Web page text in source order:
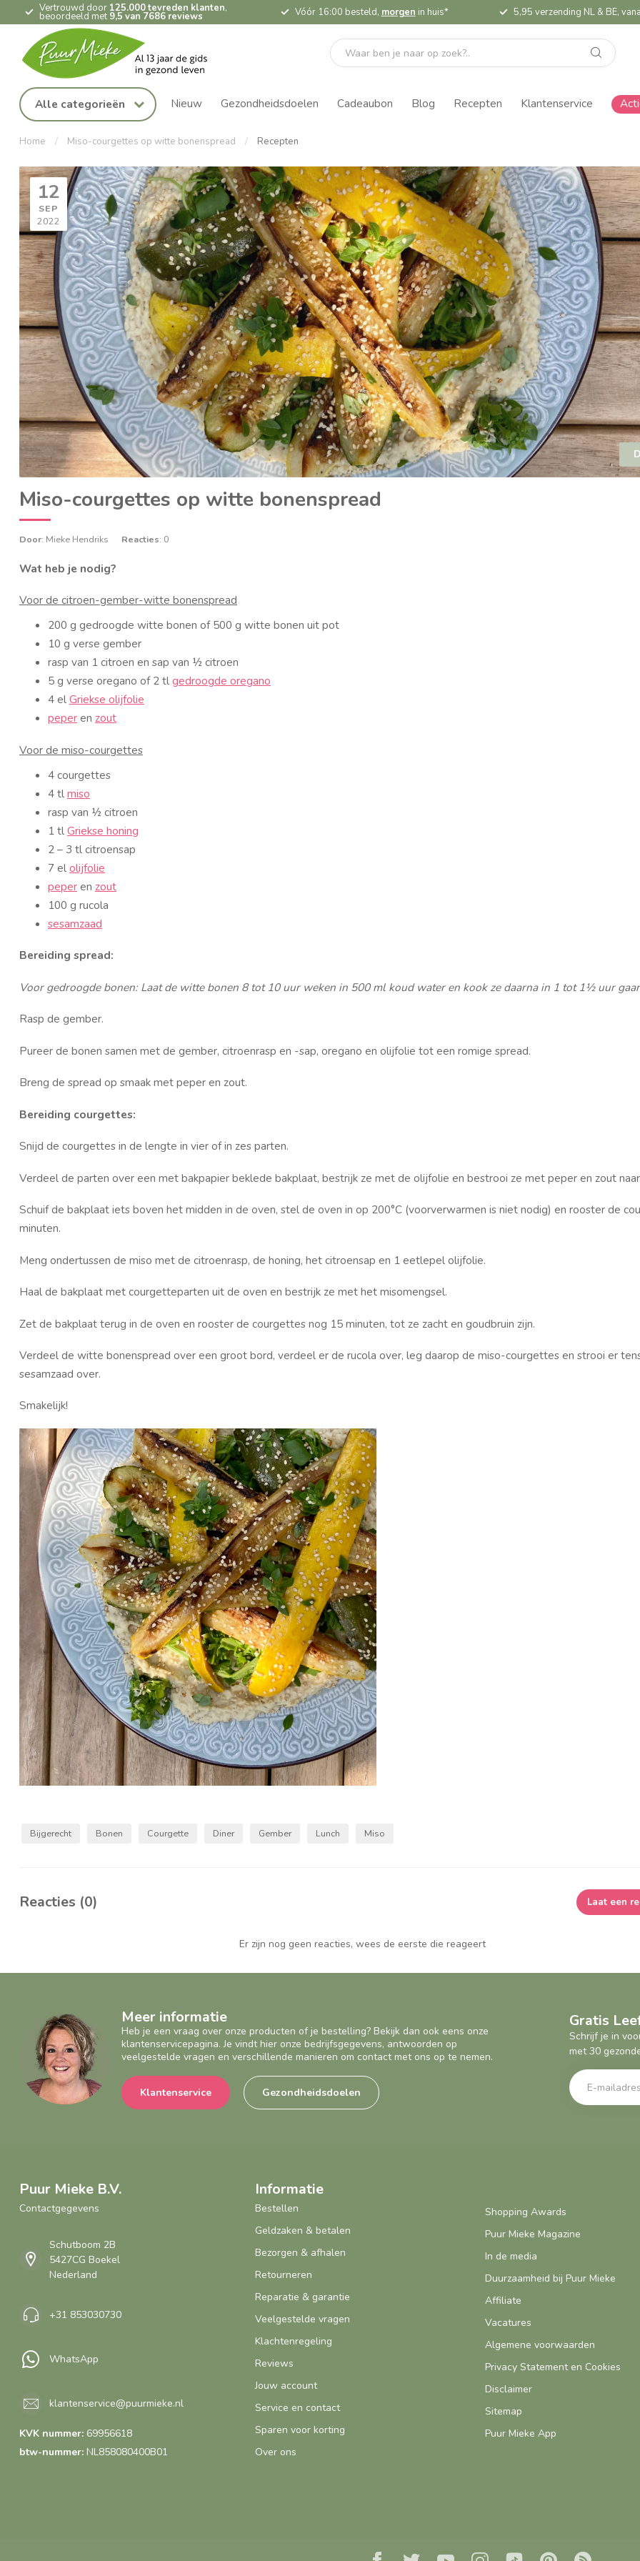
Vertrouwd door 125.000 tevreden klanten,
beoordeeld met 9,5 van 7686 reviews Vóór 16:00 besteld, morgen in huis* 5,95 verzending NL & BE,
Alle categorieën Nieuw Gezondheidsdoelen Cadeaubon Blog Recepten Klantenservice
Home / Miso-courgettes op witte bonenspread / Recepten
12
SEP
2022
Miso-courgettes op witte bonenspread
Door: Mieke Hendriks Reacties: 0
Wat heb je nodig?
Voor de citroen-gember-witte bonenspread
200 g gedroogde witte bonen of 500 g witte bonen uit pot
10 g verse gember
rasp van 1 citroen en sap van ½ citroen
5 g verse oregano of 2 tlgedroogde oregano
4 elGriekse olijfolie
peperen zout
Voor de miso-courgettes
4 courgettes
4 tlmiso
rasp van ½ citroen
1 tlGriekse honing
2 – 3 tl citroensap
7 elolijfolie
peperen zout
100 g rucola
sesamzaad
Bereiding spread:
Voor gedroogde bonen: Laat de witte bonen 8 tot 10 uur weken in 500 ml koud water en kook ze daarna in 1 tot 1½ uur
Rasp de gember.
Pureer de bonen samen met de gember, citroenrasp en -sap, oregano en olijfolie tot een romige spread.
Breng de spread op smaak met peper en zout.
Bereiding courgettes:
Snijd de courgettes in de lengte in vier of in zes parten.
Verdeel de parten over een met bakpapier beklede bakplaat, bestrijk ze met de olijfolie en bestrooi ze met peper en zout naar
Schuif de bakplaat iets boven het midden in de oven, stel de oven in op 200°C (voorverwarmen is niet nodig) en rooster de
minuten.
Meng ondertussen de miso met de citroenrasp, de honing, het citroensap en 1 eetlepel olijfolie.
Haal de bakplaat met courgetteparten uit de oven en bestrijk ze met het misomengsel.
Zet de bakplaat terug in de oven en rooster de courgettes nog 15 minuten, tot ze zacht en goudbruin zijn.
Verdeel de witte bonenspread over een groot bord, verdeel er de rucola over, leg daarop de miso-courgettes en strooi er
sesamzaad over.
Smakelijk!
Bijgerecht Bonen Courgette Diner Gember Lunch Miso
Reacties (0) Laat een
Er zijn nog geen reacties, wees de eerste die reageert
Meer informatie
Heb je een vraag over onze producten of je bestelling? Bekijk dan ook eens onze
klantenservicepagina. Je vindt hier onze bedrijfsgegevens, antwoorden op
veelgestelde vragen en verschillende manieren om contact met ons op te nemen.
Klantenservice Gezondheidsdoelen
Gratis
Schrijf je in
met 30
Puur Mieke B.V.
Contactgegevens
Schutboom 2B
5427CG Boekel
Nederland
+31 853030730
WhatsApp
klantenservice@puurmieke.nl
KVK nummer: 69956618
btw-nummer: NL858080400B01
Informatie
Bestellen
Geldzaken & betalen
Bezorgen & afhalen
Retourneren
Reparatie & garantie
Veelgestelde vragen
Klachtenregeling
Reviews
Jouw account
Service en contact
Sparen voor korting
Over ons
Shopping Awards
Puur Mieke Magazine
In de media
Duurzaamheid bij Puur Mieke
Affiliate
Vacatures
Algemene voorwaarden
Privacy Statement en Cookies
Disclaimer
Sitemap
Puur Mieke App